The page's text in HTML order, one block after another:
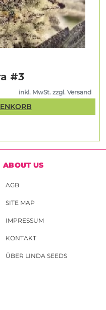
#3
inkl. MwSt. zzgl. Versand
ABOUT US
AGB
SITE MAP
IMPRESSUM
KONTAKT
ÜBER LINDA SEEDS